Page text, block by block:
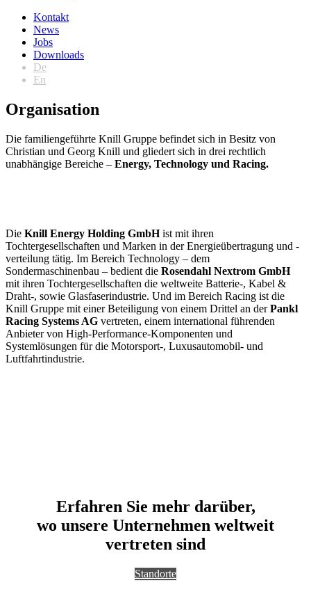
Kontakt
News
Jobs
Downloads
De
En
Organisation
Die familiengeführte Knill Gruppe befindet sich in Besitz von
Christian und Georg Knill und gliedert sich in drei rechtlich
unabhängige Bereiche – Energy, Technology und Racing.
Die Knill Energy Holding GmbHist mit ihren
Tochtergesellschaften und Marken in der Energieübertragung und -
verteilung tätig. Im Bereich Technology – dem
Sondermaschinenbau – bedient die Rosendahl Nextrom GmbH
mit ihren Tochtergesellschaften die weltweite Batterie-, Kabel &
Draht-, sowie Glasfaserindustrie. Und im Bereich Racing ist die
Knill Gruppe mit einer Beteiligung von einem Drittel an derPankl
Racing Systems AG vertreten, einem international führenden
Anbieter von High-Performance-Komponenten und
Systemlösungen für die Motorsport-, Luxusautomobil- und
Luftfahrtindustrie.
Erfahren Sie mehr darüber,
wo unsere Unternehmen weltweit
vertreten sind
Standorte